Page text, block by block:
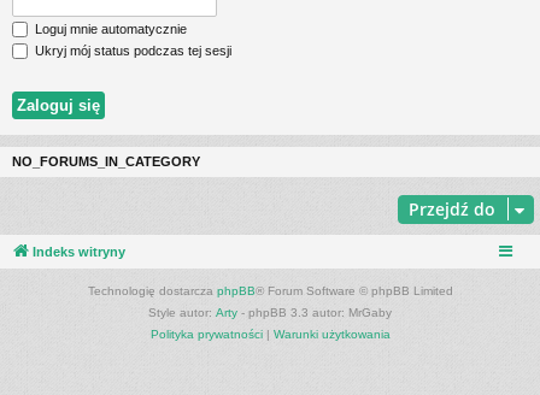
Loguj mnie automatycznie
Ukryj mój status podczas tej sesji
NO_FORUMS_IN_CATEGORY
Przejdź do
Indeks witryny
Technologię dostarcza phpBB® Forum Software © phpBB Limited
Style autor: Arty - phpBB 3.3 autor: MrGaby
Polityka prywatności| Warunki użytkowania